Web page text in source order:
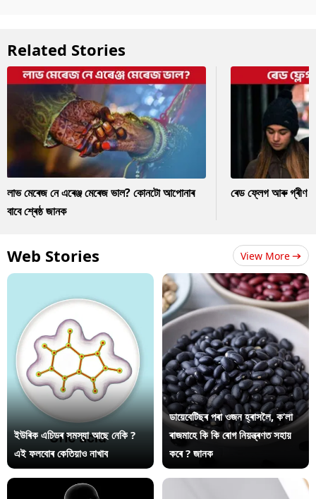
Related Stories
লাভ মেৰেজ নে এৰেঞ্জ মেৰেজ ভাল? কোনটো আপোনাৰ
বাবে শ্ৰেষ্ঠ জানক
ৰেড ফ্লেগ আৰু গ্ৰীণ
Web Stories View More
ইউৰিক এচিডৰ সমস্যা আছে নেকি ?
এই ফলবোৰ কেতিয়াও নাখাব
ডায়েবেটিছৰ পৰা ওজন হ্ৰাসলৈ, ক’লা
ৰাজমাহে কি কি ৰোগ নিয়ন্ত্ৰণত সহায়
কৰে ? জানক